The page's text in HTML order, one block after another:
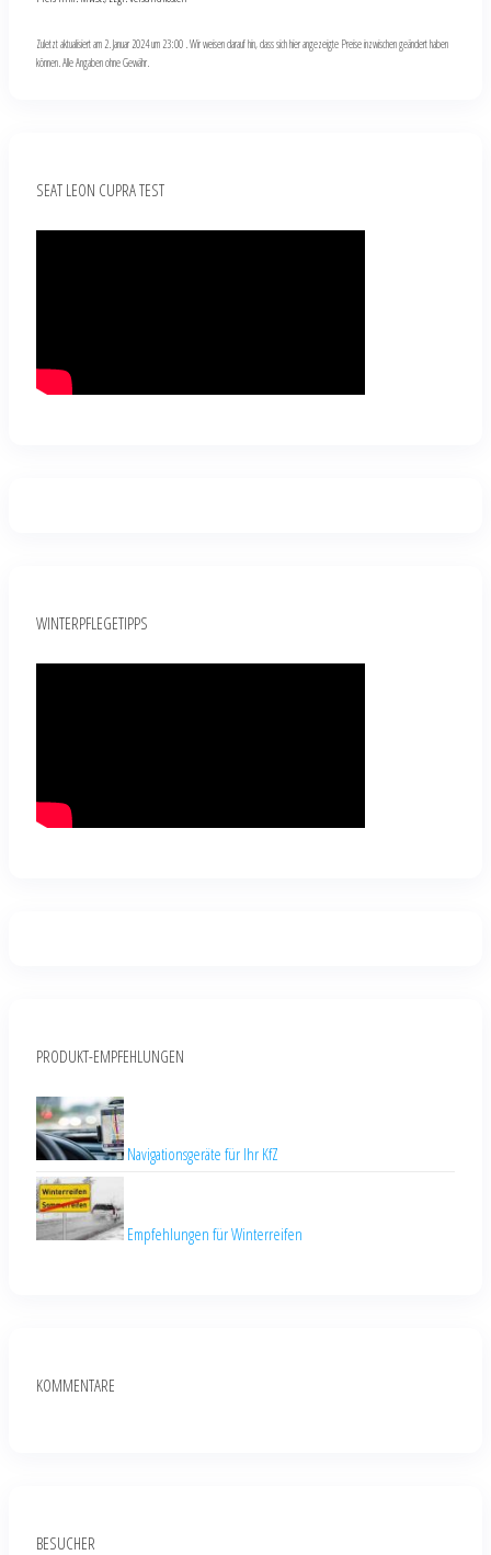
Zuletzt aktualisiert am 2. Januar 2024 um 23:00 . Wir weisen darauf hin, dass sich hier angezeigte Preise inzwischen geändert haben
können. Alle Angaben ohne Gewähr.
SEAT LEON CUPRA TEST
WINTERPFLEGETIPPS
PRODUKT-EMPFEHLUNGEN
Navigationsgeräte für Ihr KfZ
Empfehlungen für Winterreifen
KOMMENTARE
BESUCHER